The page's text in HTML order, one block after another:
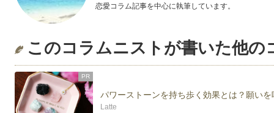
恋愛コラム記事を中心に執筆しています。
このコラムニストが書いた他の
PR
パワーストーンを持ち歩く効果とは？願い
Latte